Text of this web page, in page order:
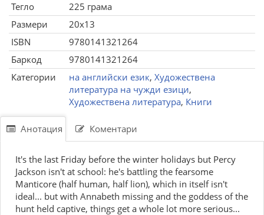
Тегло
225 грама
Размери
20x13
ISBN
9780141321264
Баркод
9780141321264
Категории
на английски език, Художествена
литература на чужди езици,
Художествена литература, Книги
Анотация Коментари
It's the last Friday before the winter holidays but Percy
Jackson isn't at school: he's battling the fearsome
Manticore (half human, half lion), which in itself isn't
ideal... but with Annabeth missing and the goddess of the
hunt held captive, things get a whole lot more serious...